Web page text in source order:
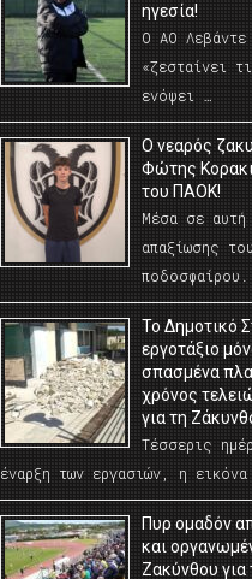
ηγεσία!
Ο ΑΟ Λεβάντε
«ζεσταίνει
ενόψει …
O νεαρός
Φώτης
του ΠΑΟΚ!
Μέσα σε αυτή
απαξίωσης
Το Δημοτικό
εργοτάξιο
σπασμένα
χρόνος
για τη
Τέσσερις
έναρξη των εργασιών, η
Πυρ ομαδόν
και
Ζακύνθου για